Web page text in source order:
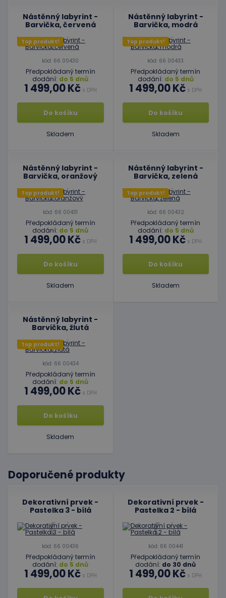
Nástěnný labyrint -
Barvička, červená
Top produkt!
kód: 66 00430
Předpokládaný termín
dodání: do 5 dnů
1 499,00 Kčs DPH
Do košíku
Skladem
Nástěnný labyrint -
Barvička, modrá
Top produkt!
kód: 66 00433
Předpokládaný termín
dodání: do 5 dnů
1 499,00 Kč s DPH
Do košíku
Skladem
Nástěnný labyrint -
Barvička, oranžový
Top produkt!
kód: 66 00431
Předpokládaný termín
dodání: do 5 dnů
1 499,00 Kčs DPH
Do košíku
Skladem
Nástěnný labyrint -
Barvička, zelená
Top produkt!
kód: 66 00432
Předpokládaný termín
dodání: do 5 dnů
1 499,00 Kč s DPH
Do košíku
Skladem
Nástěnný labyrint -
Barvička, žlutá
Top produkt!
kód: 66 00434
Předpokládaný termín
dodání: do 5 dnů
1 499,00 Kčs DPH
Do košíku
Skladem
Doporučené produkty
Dekorativní prvek -
Pastelka 3 - bílá
kód: 66 00436
Předpokládaný termín
dodání: do 5 dnů
1 499,00 Kčs DPH
Dekorativní prvek -
Pastelka 2 - bílá
kód: 66 00441
Předpokládaný termín
dodání: do 30 dnů
1 499,00 Kč s DPH